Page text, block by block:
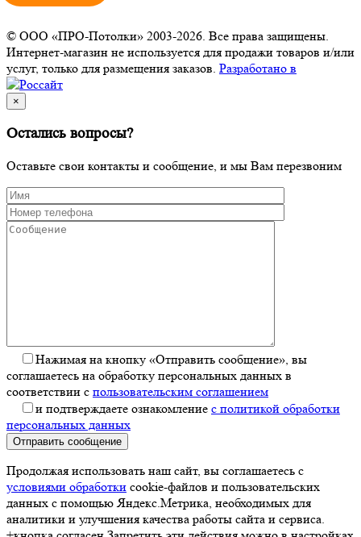
© ООО «ПРО-Потолки» 2003-2026. Все права защищены.
Интернет-магазин не используется для продажи товаров и/или
услуг, только для размещения заказов. Разработано в
×
Остались вопросы?
Оставьте свои контакты и сообщение, и мы Вам перезвоним
Нажимая на кнопку «Отправить сообщение», вы
соглашаетесь на обработку персональных данных в
соответствии с пользовательским соглашением
и подтверждаете ознакомление с политикой обработки
персональных данных
Отправить сообщение
Продолжая использовать наш сайт, вы соглашаетесь с
условиями обработки cookie-файлов и пользовательских
данных с помощью Яндекс.Метрика, необходимых для
аналитики и улучшения качества работы сайта и сервиса.